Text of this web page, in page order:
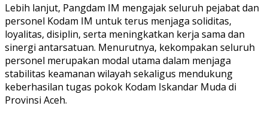
Lebih lanjut, Pangdam IM mengajak seluruh pejabat dan
personel Kodam IM untuk terus menjaga soliditas,
loyalitas, disiplin, serta meningkatkan kerja sama dan
sinergi antarsatuan. Menurutnya, kekompakan seluruh
personel merupakan modal utama dalam menjaga
stabilitas keamanan wilayah sekaligus mendukung
keberhasilan tugas pokok Kodam Iskandar Muda di
Provinsi Aceh.